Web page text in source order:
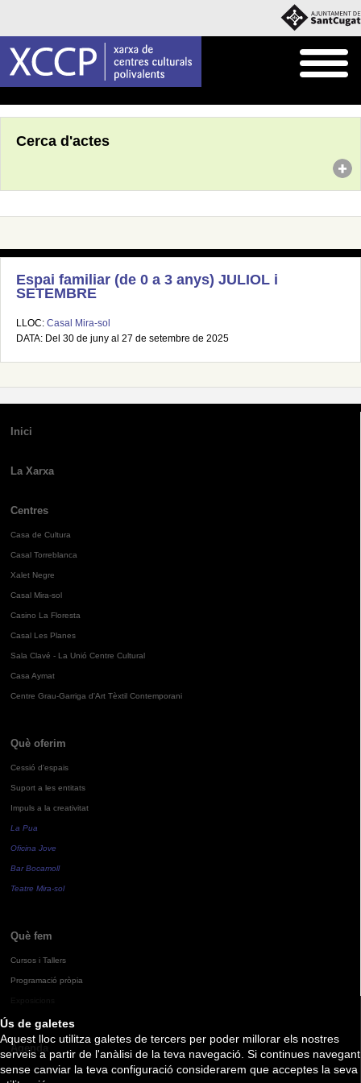
Ús de galetes
Aquest lloc utilitza galetes de tercers per poder millorar els nostres
serveis a partir de l'anàlisi de la teva navegació. Si continues navegant
sense canviar la teva configuració considerarem que acceptes la seva
Cerca d'actes
Espai familiar (de 0 a 3 anys) JULIOL i
SETEMBRE
LLOC: Casal Mira-sol
DATA: Del 30 de juny al 27 de setembre de 2025
Inici
La Xarxa
Centres
Casa de Cultura
Casal Torreblanca
Xalet Negre
Casal Mira-sol
Casino La Floresta
Casal Les Planes
Sala Clavé - La Unió Centre Cultural
Casa Aymat
Centre Grau-Garriga d'Art Tèxtil Contemporani
Què oferim
Cessió d'espais
Suport a les entitats
Impuls a la creativitat
La Pua
Oficina Jove
Bar Bocamoll
Teatre Mira-sol
Què fem
Cursos i Tallers
Programació pròpia
Agenda